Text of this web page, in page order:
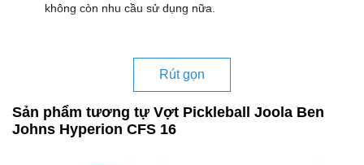
không còn nhu cầu sử dụng nữa.
Rút gọn
Sản phẩm tương tự Vợt Pickleball Joola Ben
Johns Hyperion CFS 16